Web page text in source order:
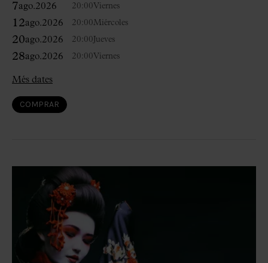
7ago.2026 20:00Viernes
12ago.2026 20:00Miércoles
20ago.2026 20:00 Jueves
28ago.2026 20:00Viernes
Més dates
COMPRAR